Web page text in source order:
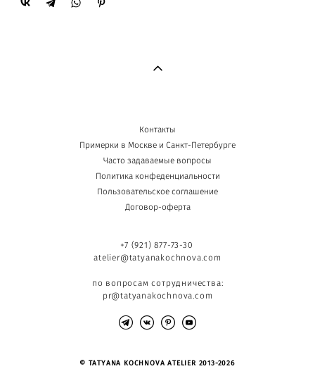
Контакты
Примерки в Москве и Санкт-Петербурге
Часто задаваемые вопросы
Политика конфеденциальности
Пользовательское соглашение
Договор-оферта
+7 (921) 877-73-30
atelier@tatyanakochnova.com
по вопросам сотрудничества:
pr@tatyanakochnova.com
© TATYANA KOCHNOVA ATELIER 2013-2026